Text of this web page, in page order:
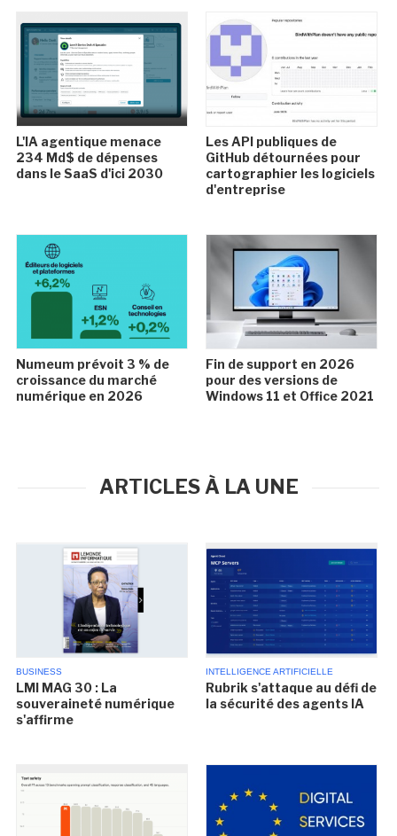
L'IA agentique menace
234 Md$ de dépenses
dans le SaaS d'ici 2030
Les API publiques de
GitHub détournées pour
cartographier les logiciels
d'entreprise
Numeum prévoit 3 % de
croissance du marché
numérique en 2026
Fin de support en 2026
pour des versions de
Windows 11 et Office 2021
ARTICLES À LA UNE
BUSINESS
LMI MAG 30 : La
souveraineté numérique
s'affirme
INTELLIGENCE ARTIFICIELLE
Rubrik s'attaque au défi de
la sécurité des agents IA